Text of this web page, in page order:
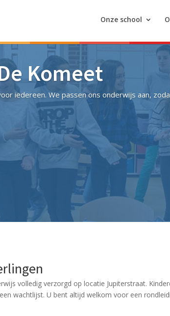
Onze school
Komeet
iedereen. We passen ons onderwijs aan,
volledig verzorgd op locatie Jupiterstraat.
wachtlijst. U bent altijd welkom voor een